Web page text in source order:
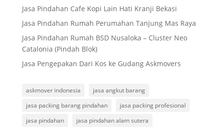
Jasa Pindahan Cafe Kopi Lain Hati Kranji Bekasi
Jasa Pindahan Rumah Perumahan Tanjung Mas Raya
Jasa Pindahan Rumah BSD Nusaloka – Cluster Neo
Catalonia (Pindah Blok)
Jasa Pengepakan Dari Kos ke Gudang Askmovers
askmover indonesia
jasa angkut barang
jasa packing barang pindahan
jasa packing profesional
jasa pindahan
jasa pindahan alam sutera